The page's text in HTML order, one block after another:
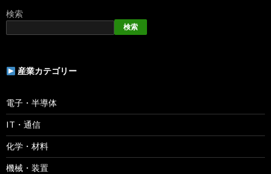
検索
検索
産業カテゴリー
電子・半導体
IT・通信
化学・材料
機械・装置